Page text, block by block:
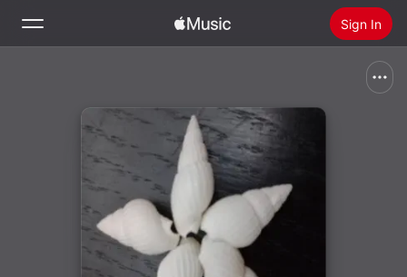
Sign In
Home
Install Apple Music